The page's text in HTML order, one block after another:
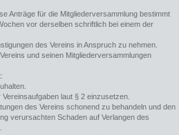
Anträge für die Mitgliederversammlung bestimmt
vor derselben schriftlich bei einem der
des Vereins in Anspruch zu nehmen.
und seinen Mitgliederversammlungen
laut § 2 einzusetzen.
des Vereins schonend zu behandeln und den
verursachten Schaden auf Verlangen des